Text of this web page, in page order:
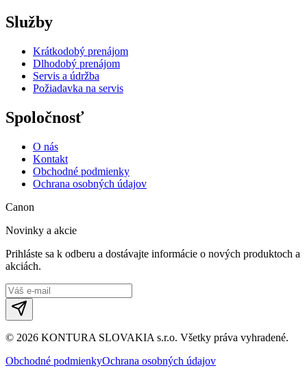
Služby
Krátkodobý prenájom
Dlhodobý prenájom
Servis a údržba
Požiadavka na servis
Spoločnosť
O nás
Kontakt
Obchodné podmienky
Ochrana osobných údajov
Canon
Novinky a akcie
Prihláste sa k odberu a dostávajte informácie o nových produktoch a
akciách.
© 2026 KONTURA SLOVAKIA s.r.o. Všetky práva vyhradené.
Obchodné podmienkyOchrana osobných údajov